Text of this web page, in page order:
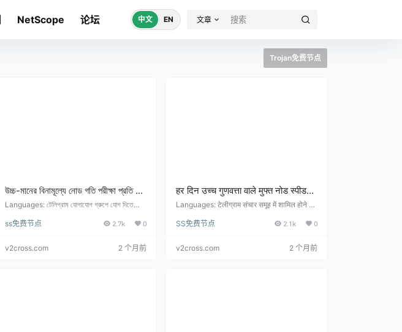
NetScope 论坛 中文 EN 文章
Trojan免费节点
উচ্চ-মানের বিনামূল্যে নোড গতি পরীক্ষা প্রতি দিন
আপডেট (প্রতি 6 ঘন্টা আপডেট করা হয়)
Languages: টেলিগ্রাম যোগাযোগ গ্রুপে যোগ দিতে
oid ফ্রি নোড এবং সদস্যতা ঠিকানা: উচ্চ-মানের নোডগুলি প্র
আপড…
ss免费节点 2.7k 0
v2cross.com 2 个月前
हर दिन उच्च गुणवत्ता वाले मुफ्त नोड स्पीड
परीक्षण अपडेट (हर 6 घंटे में अपडेट)
Languages: टेलीग्राम संचार समूह में शामिल होने के
ndroid निःशुल्क नोड और सदस्यता पता: उच्च-गुणव
पडेट किया ज…
SS免费节点 2.1k 0
v2cross.com 2 个月前